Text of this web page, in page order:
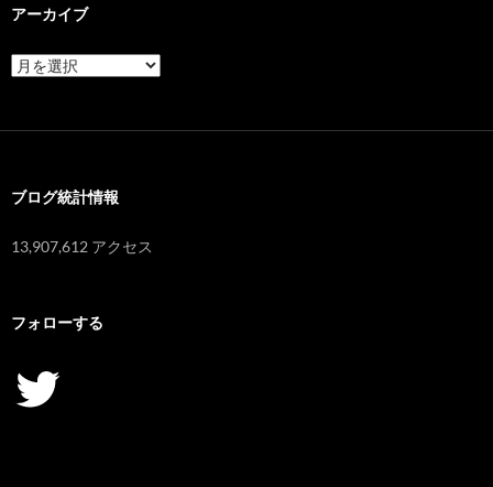
アーカイブ
ア
ー
ブログ統計情報
13,907,612 アクセス
フォローする
Twitter